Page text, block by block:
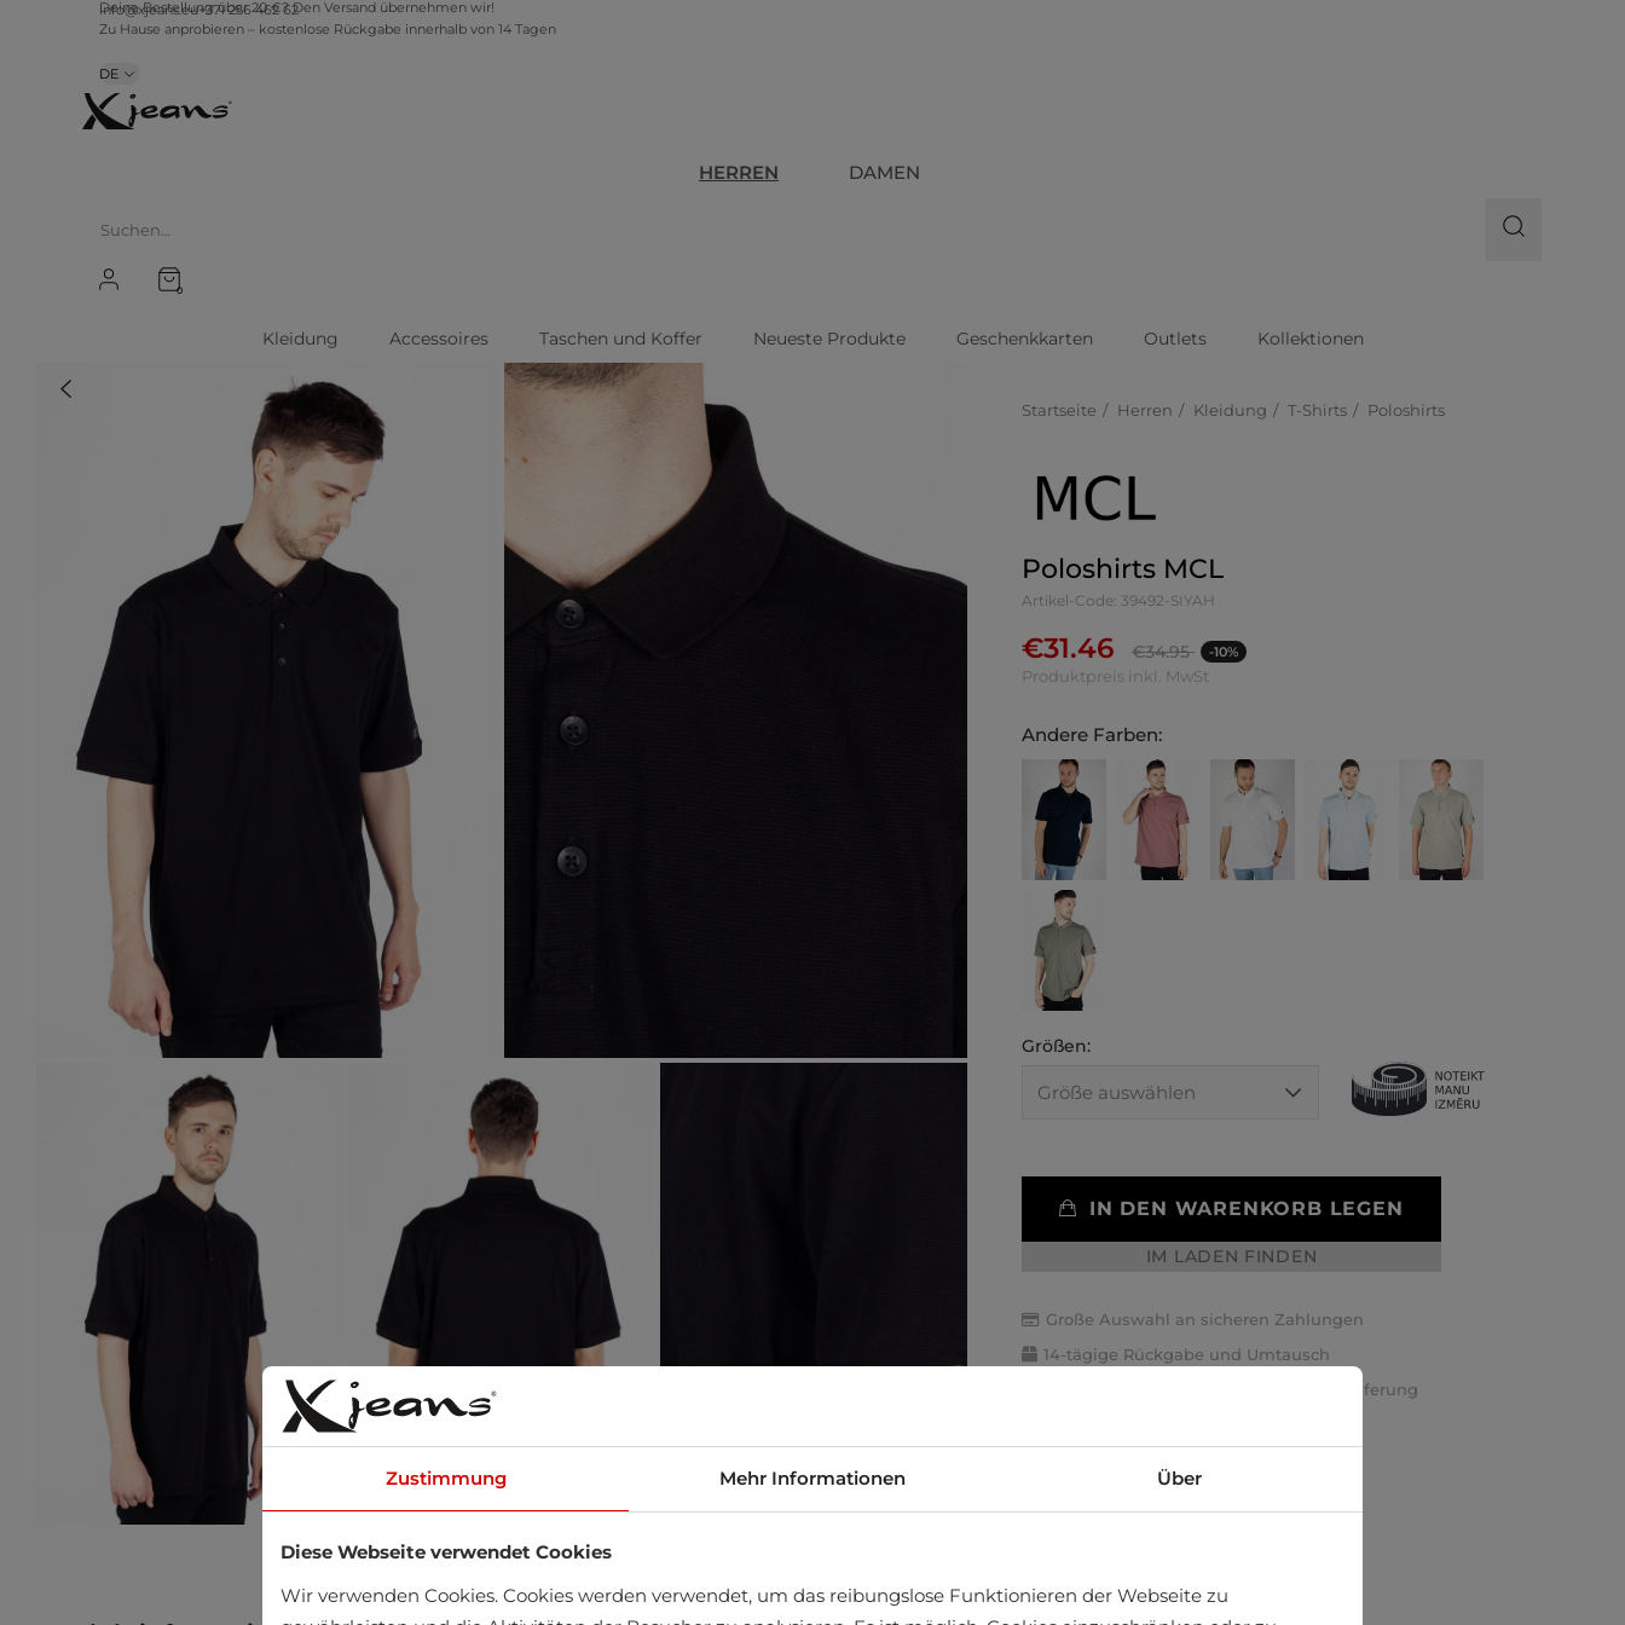
info@xjeans.eu+371 256 462 62
Deine Bestellung über 20 €? Den Versand übernehmen wir!
DE
HERREN DAMEN
0
Kleidung Accessoires Taschen und Koffer Neueste Produkte Geschenkkarten Outlets Kollektionen
Startseite Herren Kleidung T-Shirts Poloshirts
Poloshirts MCL
Artikel-Code: 39492-SIYAH
€31.46 €34.95 -10%
Produktpreis inkl. MwSt
Andere Farben:
Größen:
IN DEN WARENKORB LEGEN
IM LADEN FINDEN
Große Auswahl an sicheren Zahlungen
14-tägige Rückgabe und Umtausch
Schnelle und sichere internationale Lieferung
Zustimmung Mehr Informationen Über
Diese Webseite verwendet Cookies
Wir verwenden Cookies. Cookies werden verwendet, um das reibungslose Funktionieren der Webseite zu